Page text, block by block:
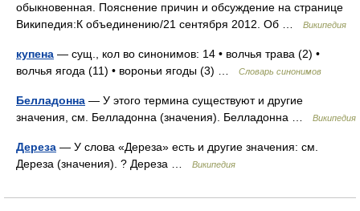
обыкновенная. Пояснение причин и обсуждение на странице
Википедия:К объединению/21 сентября 2012. Об …
Википедия
купена — сущ., кол во синонимов: 14 • волчья трава (2) •
волчья ягода (11) • вороньи ягоды (3) …
Словарь синонимов
Белладонна — У этого термина существуют и другие
значения, см. Белладонна (значения). Белладонна …
Википедия
Дереза — У слова «Дереза» есть и другие значения: см.
Дереза (значения). ? Дереза …
Википедия